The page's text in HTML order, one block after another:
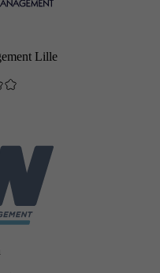
Lille